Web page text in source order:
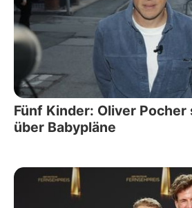
Fünf Kinder: Oliver
über Babypläne